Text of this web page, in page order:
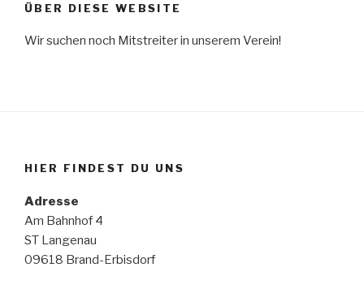
ÜBER DIESE WEBSITE
Wir suchen noch Mitstreiter in unserem Verein!
HIER FINDEST DU UNS
Adresse
Am Bahnhof 4
ST Langenau
09618 Brand-Erbisdorf